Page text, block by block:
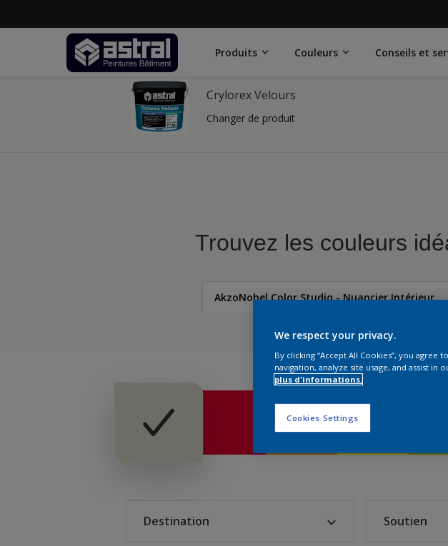
Produits Couleurs Conseils et
Crylorex Velours
Changer de produit
Trouvez les couleurs
AkzoNobel Color Studio - Nuancier Intérieur
Astral Bâtiment
AkzoNobel Color Studio - Nuancier Intérieur
L'Essentielle 120 teintes, AkzoNobel Color Studio
Destination Soutien
We respect your privacy.
By clicking “Accept All Cookies”, you
navigation, analyze site usage, and assist in
plus d'informations.
Cookies Settings